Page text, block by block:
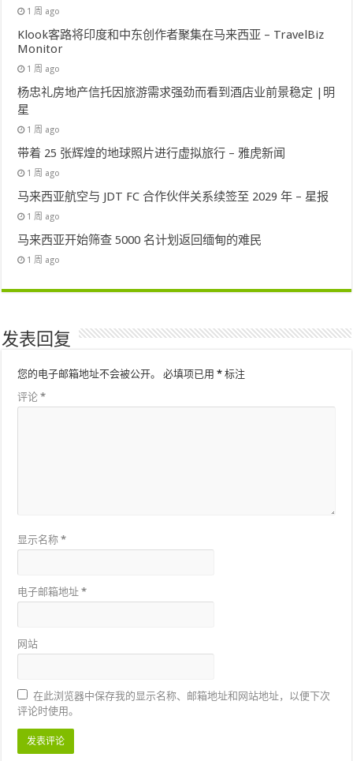
1 周 ago
Klook客路将印度和中东创作者聚集在马来西亚 – TravelBiz
Monitor
1 周 ago
杨忠礼房地产信托因旅游需求强劲而看到酒店业前景稳定 |明
星
1 周 ago
带着 25 张辉煌的地球照片进行虚拟旅行 – 雅虎新闻
1 周 ago
马来西亚航空与 JDT FC 合作伙伴关系续签至 2029 年 – 星报
1 周 ago
马来西亚开始筛查 5000 名计划返回缅甸的难民
1 周 ago
发表回复
您的电子邮箱地址不会被公开。 必填项已用* 标注
评论*
显示名称*
电子邮箱地址*
网站
在此浏览器中保存我的显示名称、邮箱地址和网站地址，以便下次
评论时使用。